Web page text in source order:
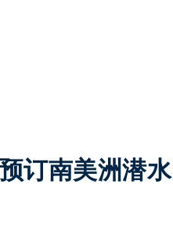
预订南美洲潜水